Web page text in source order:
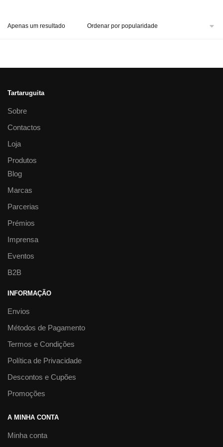
Apenas um resultado
Tartaruguita
Sobre
Contactos
Loja
Produtos
Blog
Marcas
Parcerias
Prémios
Imprensa
Eventos
B2B
INFORMAÇÃO
Envios
Métodos de Pagamento
Termos e Condições
Política de Privacidade
Descontos e Cupões
Promoções
A MINHA CONTA
Minha conta